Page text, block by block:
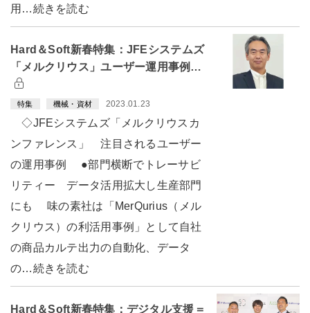
用…続きを読む
Hard＆Soft新春特集：JFEシステムズ
「メルクリウス」ユーザー運用事例…
特集 機械・資材 2023.01.23
◇JFEシステムズ「メルクリウスカ
ンファレンス」 注目されるユーザー
の運用事例 ●部門横断でトレーサビ
リティー データ活用拡大し生産部門
にも 味の素社は「MerQurius（メル
クリウス）の利活用事例」として自社
の商品カルテ出力の自動化、データ
の…続きを読む
Hard＆Soft新春特集：デジタル支援＝